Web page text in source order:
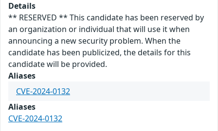
Details
** RESERVED ** This candidate has been reserved by
an organization or individual that will use it when
announcing a new security problem. When the
candidate has been publicized, the details for this
candidate will be provided.
Aliases
CVE-2024-0132
Aliases
CVE-2024-0132